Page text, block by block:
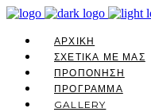
ΑΡΧΙΚΗ
ΣΧΕΤΙΚΑ ΜΕ ΜΑΣ
ΠΡΟΠΟΝΗΣΗ
ΠΡΟΓΡΑΜΜΑ
GALLERY